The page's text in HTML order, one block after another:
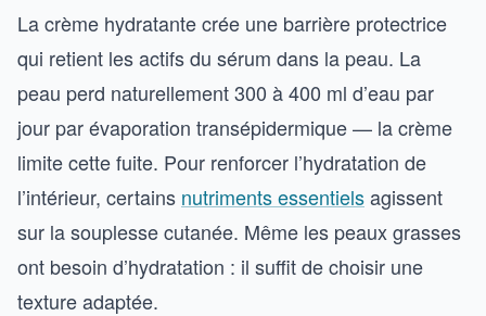
La crème hydratante crée une barrière protectrice
qui retient les actifs du sérum dans la peau. La
peau perd naturellement 300 à 400 ml d’eau par
jour par évaporation transépidermique — la crème
limite cette fuite. Pour renforcer l’hydratation de
l’intérieur, certains nutriments essentielsagissent
sur la souplesse cutanée. Même les peaux grasses
ont besoin d’hydratation : il suffit de choisir une
texture adaptée.